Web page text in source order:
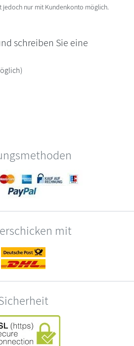
jedoch nur mit Kundenkonto möglich.
schreiben Sie eine
mit